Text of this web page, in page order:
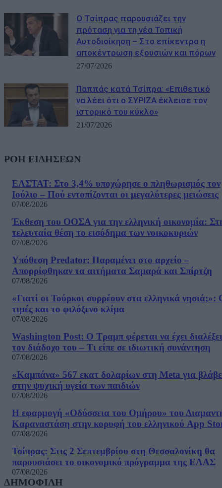
Ο Τσίπρας παρουσιάζει την
πρόταση για τη νέα Τοπική
Αυτοδιοίκηση – Στο επίκεντρο η
αποκέντρωση εξουσιών και πόρων
27/07/2026
Παππάς κατά Τσίπρα: «Επιθετικό
να λέει ότι ο ΣΥΡΙΖΑ έκλεισε τον
ιστορικό του κύκλο»
21/07/2026
ΡΟΗ ΕΙΔΗΣΕΩΝ
ΕΛΣΤΑΤ: Στο 3,4% υποχώρησε ο πληθωρισμός τον
Ιούλιο – Πού εντοπίζονται οι μεγαλύτερες μειώσεις
07/08/2026
Έκθεση του ΟΟΣΑ για την ελληνική οικονομία:
τελευταία θέση το εισόδημα των νοικοκυριών
07/08/2026
Υπόθεση Predator: Παραμένει στο αρχείο –
Απορρίφθηκαν τα αιτήματα Σαμαρά και Σπίρτζη
07/08/2026
«Γιατί οι Τούρκοι συρρέουν στα ελληνικά νησιά;»:
τιμές και το φιλόξενο κλίμα
07/08/2026
Washington Post: Ο Τραμπ φέρεται να έχει διαλέξει
τον διάδοχο του – Τι είπε σε ιδιωτική συνάντηση
07/08/2026
«Καμπάνα» 567 εκατ δολαρίων στη Meta για
στην ψυχική υγεία των παιδιών
07/08/2026
Η εφαρμογή «Οδύσσεια του Ομήρου» του
Καραναστάση στην κορυφή του ελληνικού App
07/08/2026
Τσίπρας: Στις 2 Σεπτεμβρίου στη Θεσσαλονίκη θα
παρουσιάσει το οικονομικό πρόγραμμα της ΕΛΑΣ
07/08/2026
ΔΗΜΟΦΙΛΗ